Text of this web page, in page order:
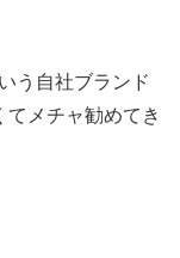
う自社ブランド
メチャ勧めてき